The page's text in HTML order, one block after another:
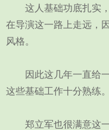
这人基础功底扎实，
在导演这一路上走远，
风格。
因此这几年一直给一
这些基础工作十分熟练。
郑立军也很满意这一